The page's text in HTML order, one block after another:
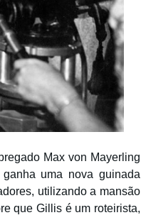
Max von Mayerling
uma nova guinada
utilizando a mansão
que Gillis é um roteirista,